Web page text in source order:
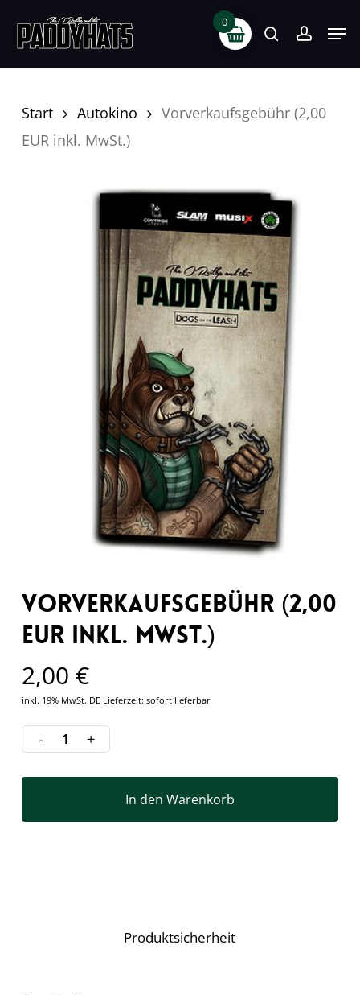
main
search
Start Autokino
Vorverkaufsgebühr (2,00
EUR inkl. MwSt.)
Vorverkaufsgebühr (2,00
EUR inkl. MwSt.)
2,00 €
inkl. 19% MwSt. DE Lieferzeit: sofort lieferbar
In den Warenkorb
Produktsicherheit
0